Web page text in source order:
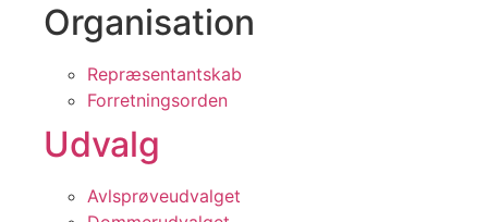
Organisation
Repræsentantskab
Forretningsorden
Udvalg
Avlsprøveudvalget